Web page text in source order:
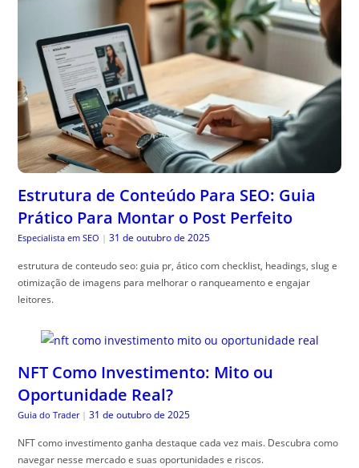
Estrutura de Conteúdo Para SEO: Guia
Prático Para Montar o Post Perfeito
Especialista em SEO | 31 de outubro de 2025
estrutura de conteudo seo: guia pr, ático com checklist, headings, slug e
otimização de imagens para melhorar o ranqueamento e engajar
leitores.
NFT Como Investimento: Mito ou
Oportunidade Real?
Guia do Trader | 31 de outubro de 2025
NFT como investimento ganha destaque cada vez mais. Descubra como
navegar nesse mercado e suas oportunidades e riscos.